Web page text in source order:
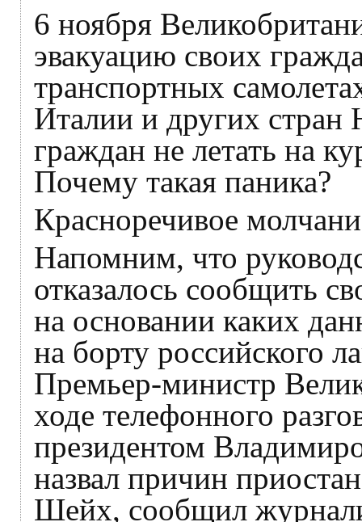
6 ноября
эвакуацию своих
транспортных
Италии и других
граждан не летать на
Почему такая паника?
Красноречивое
Напомним, что
отказалось сообщить
на основании каких
на борту российского
Премьер-министр
ходе телефонного
президентом
назвал причин
Шейх, сообщил